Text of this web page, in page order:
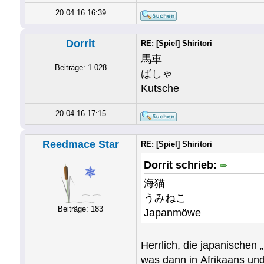
20.04.16 16:39
Dorrit
Beiträge: 1.028
RE: [Spiel] Shiritori
馬車
ばしゃ
Kutsche
20.04.16 17:15
Reedmace Star
Beiträge: 183
RE: [Spiel] Shiritori
Dorrit schrieb:
海猫
うみねこ
Japanmöwe
Herrlich, die japanischen
was dann in Afrikaans